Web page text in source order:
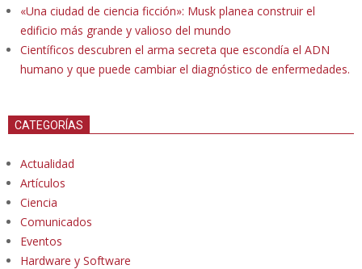
«Una ciudad de ciencia ficción»: Musk planea construir el
edificio más grande y valioso del mundo
Científicos descubren el arma secreta que escondía el ADN
humano y que puede cambiar el diagnóstico de enfermedades.
CATEGORÍAS
Actualidad
Artículos
Ciencia
Comunicados
Eventos
Hardware y Software